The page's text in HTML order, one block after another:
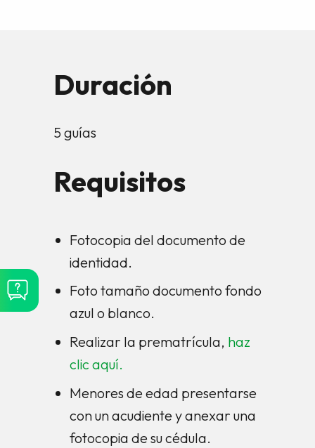
Duración
5 guías
Requisitos
Fotocopia del documento de
identidad.
Foto tamaño documento fondo
azul o blanco.
Realizar la prematrícula, haz
clic aquí.
Menores de edad presentarse
con un acudiente y anexar una
fotocopia de su cédula.